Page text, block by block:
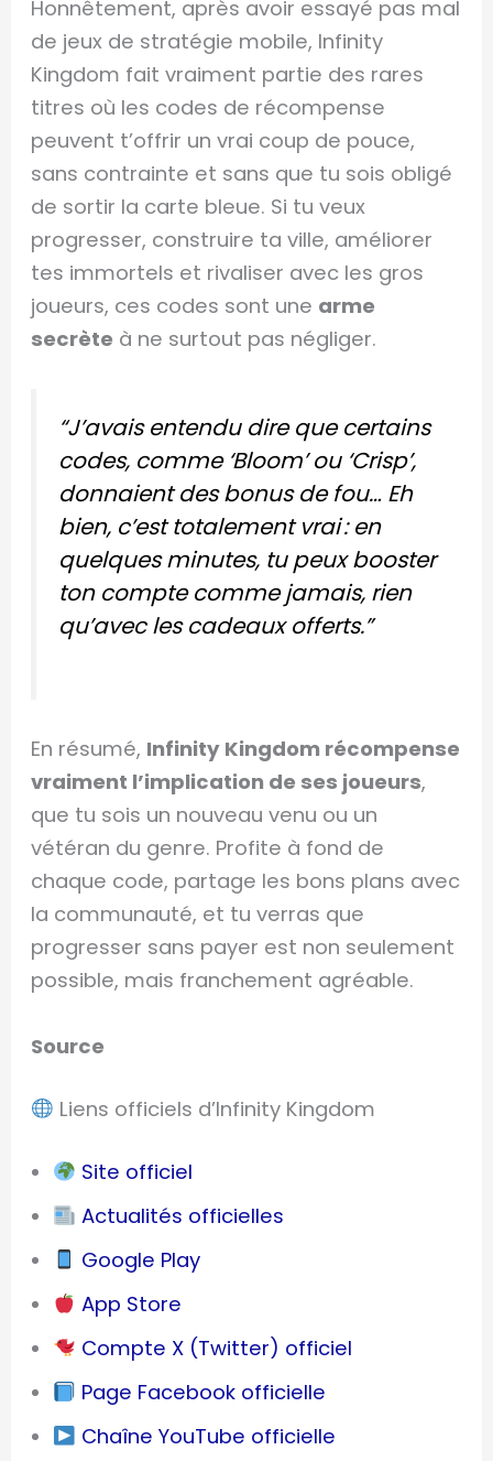
Honnêtement, après avoir essayé pas mal
de jeux de stratégie mobile, Infinity
Kingdom fait vraiment partie des rares
titres où les codes de récompense
peuvent t’offrir un vrai coup de pouce,
sans contrainte et sans que tu sois obligé
de sortir la carte bleue. Si tu veux
progresser, construire ta ville, améliorer
tes immortels et rivaliser avec les gros
joueurs, ces codes sont une arme
secrète à ne surtout pas négliger.
“J’avais entendu dire que certains
codes, comme ‘Bloom’ ou ‘Crisp’,
donnaient des bonus de fou… Eh
bien, c’est totalement vrai : en
quelques minutes, tu peux booster
ton compte comme jamais, rien
qu’avec les cadeaux offerts.”
En résumé, Infinity Kingdom récompense
vraiment l’implication de ses joueurs,
que tu sois un nouveau venu ou un
vétéran du genre. Profite à fond de
chaque code, partage les bons plans avec
la communauté, et tu verras que
progresser sans payer est non seulement
possible, mais franchement agréable.
Source
Liens officiels d’Infinity Kingdom
Site officiel
Actualités officielles
Google Play
App Store
Compte X (Twitter) officiel
Page Facebook officielle
Chaîne YouTube officielle